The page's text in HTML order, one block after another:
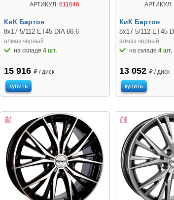
АРТИКУЛ: 611646
КиК Бартон
8x17 5/112 ET45 DIA 66.6
алмаз черный
на складе 4 шт.
15 916 ₽ / диск
купить
АРТИКУЛ:
КиК Бартон
8x17 5/112 ET45
алмаз чeрный
на складе 4 шт.
13 052 ₽ / диск
купить